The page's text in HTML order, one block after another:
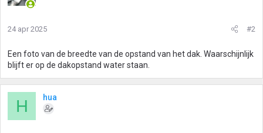
24 apr 2025 #2
Een foto van de breedte van de opstand van het dak. Waarschijnlijk
blijft er op de dakopstand water staan.
H hua